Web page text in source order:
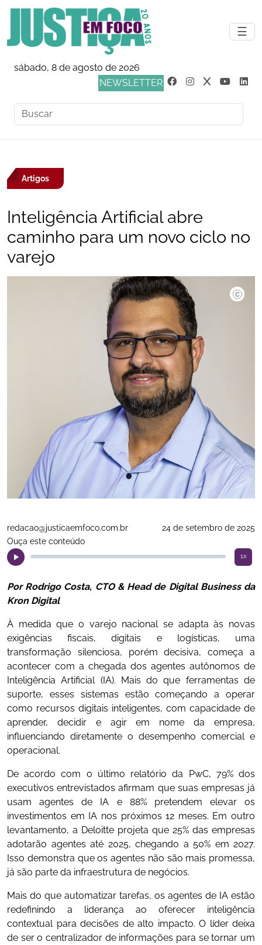
☰
sábado, 8 de agosto de 2026
NEWSLETTER
Artigos
Inteligência Artificial abre
caminho para um novo ciclo no
varejo
redacao@justicaemfoco.com.br
24 de setembro de 2025
Ouça este conteúdo
1x
Por Rodrigo Costa, CTO & Head de Digital Business da
Kron Digital
À medida que o varejo nacional se adapta às novas
exigências fiscais, digitais e logísticas, uma
transformação silenciosa, porém decisiva, começa a
acontecer com a chegada dos agentes autônomos de
Inteligência Artificial (IA). Mais do que ferramentas de
suporte, esses sistemas estão começando a operar
como recursos digitais inteligentes, com capacidade de
aprender, decidir e agir em nome da empresa,
influenciando diretamente o desempenho comercial e
operacional.
De acordo com o último relatório da PwC, 79% dos
executivos entrevistados afirmam que suas empresas já
usam agentes de IA e 88% pretendem elevar os
investimentos em IA nos próximos 12 meses. Em outro
levantamento, a Deloitte projeta que 25% das empresas
adotarão agentes até 2025, chegando a 50% em 2027.
Isso demonstra que os agentes não são mais promessa,
já são parte da infraestrutura de negócios.
Mais do que automatizar tarefas, os agentes de IA estão
redefinindo a liderança ao oferecer inteligência
contextual para decisões de alto impacto. O líder deixa
de ser o centralizador de informações para se tornar um